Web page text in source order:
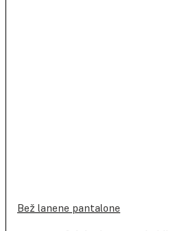
Bež lanene pantalone